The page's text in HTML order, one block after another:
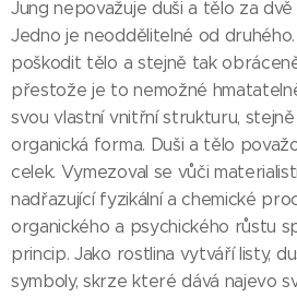
Jung nepovažuje duši a tělo za dvě
Jedno je neoddělitelné od
poškodit tělo a stejně tak
přestože je to nemožné
svou vlastní vnitřní strukturu, stejně
organická forma. Duši a tělo
celek. Vymezoval se vůči
nadřazující fyzikální a chemické
organického a psychického růstu
princip. Jako rostlina vytváří listy,
symboly, skrze které dává najevo